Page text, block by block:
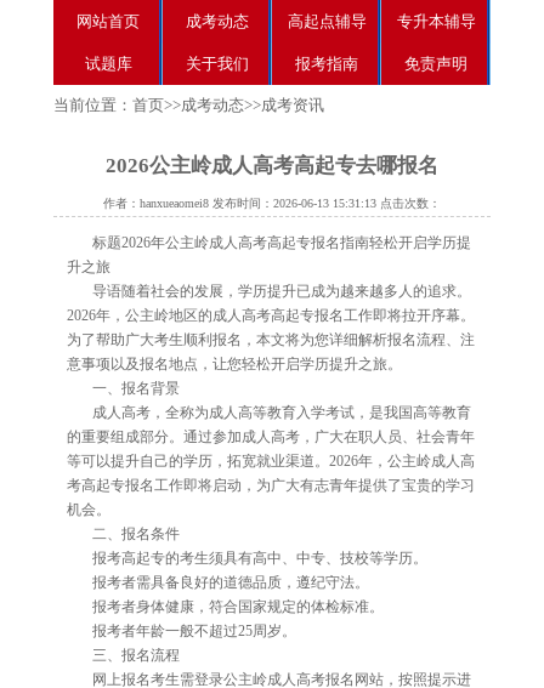
网站首页 成考动态 高起点辅导 专升本辅导
试题库 关于我们 报考指南 免责声明
当前位置： 首页>>成考动态>>成考资讯
2026公主岭成人高考高起专去哪报名
作者：hanxueaomei8 发布时间：2026-06-13 15:31:13 点击次数：
标题2026年公主岭成人高考高起专报名指南轻松开启学历提
升之旅
导语随着社会的发展，学历提升已成为越来越多人的追求。
2026年，公主岭地区的成人高考高起专报名工作即将拉开序幕。
为了帮助广大考生顺利报名，本文将为您详细解析报名流程、注
意事项以及报名地点，让您轻松开启学历提升之旅。
一、报名背景
成人高考，全称为成人高等教育入学考试，是我国高等教育
的重要组成部分。通过参加成人高考，广大在职人员、社会青年
等可以提升自己的学历，拓宽就业渠道。2026年，公主岭成人高
考高起专报名工作即将启动，为广大有志青年提供了宝贵的学习
机会。
二、报名条件
报考高起专的考生须具有高中、中专、技校等学历。
报考者需具备良好的道德品质，遵纪守法。
报考者身体健康，符合国家规定的体检标准。
报考者年龄一般不超过25周岁。
三、报名流程
网上报名考生需登录公主岭成人高考报名网站，按照提示进